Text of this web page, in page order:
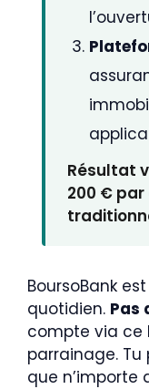
Résultat
200 €
BoursoBank
quotidien. Pas
compte via ce
parrainage.
que n’importe